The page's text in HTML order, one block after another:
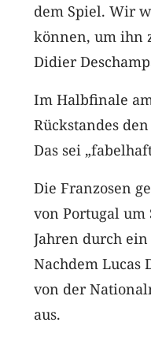
dem Spiel. Wir
können, um ihn
Didier
Im Halbfinale
Rückstandes
Das sei
Die Franzosen
von Portugal um
Jahren durch
Nachdem Lucas
von der
aus.